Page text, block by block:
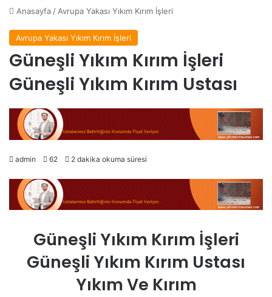
Anasayfa / Avrupa Yakası Yıkım Kırım İşleri
Avrupa Yakası Yıkım Kırım İşleri
Güneşli Yıkım Kırım İşleri
Güneşli Yıkım Kırım Ustası
admin 62 2 dakika okuma süresi
Güneşli Yıkım Kırım İşleri
Güneşli Yıkım Kırım Ustası
Yıkım Ve Kırım